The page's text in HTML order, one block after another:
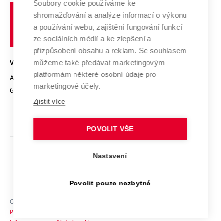
Výzkumné infrastruktury
Transfer znalostí
Open Science
Projekty
Projekty ze strukturálních fondů
Specifický výzkum
Spolupráce se školami
Mezinárodní dohody
Univerzitní sítě
Udržitelná univerzita
Podnikavá univerzita / ContriBUTe
Bezpečná univerzita
Vyznamenání
Organizační struktura
Ochrana osobních údajů
odkaz)
Sociální bezpečí
učení
technické
Brně
VYSOKÉ UČENÍ TECHNICKÉ V BRNĚ
Antonínská 548/1
602 00 Brno
www.vut.cz
vut@vutbr.cz
Copyright © 2026 VUT
Prohlášení o přístupnosti
Soubory cookie používáme ke
shromažďování a analýze informací o výkonu
a používání webu, zajištění fungování funkcí
ze sociálních médií a ke zlepšení a
přizpůsobení obsahu a reklam. Se souhlasem
můžeme také předávat marketingovým
platformám některé osobní údaje pro
marketingové účely.
Zjistit více
POVOLIT VŠE
Nastavení
Povolit pouze nezbytné